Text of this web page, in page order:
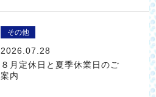
その他
2026.07.28
８月定休日と夏季休業日のご
案内